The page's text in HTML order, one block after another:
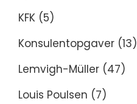
KFK (5)
Konsulentopgaver (13)
Lemvigh-Müller (47)
Louis Poulsen (7)